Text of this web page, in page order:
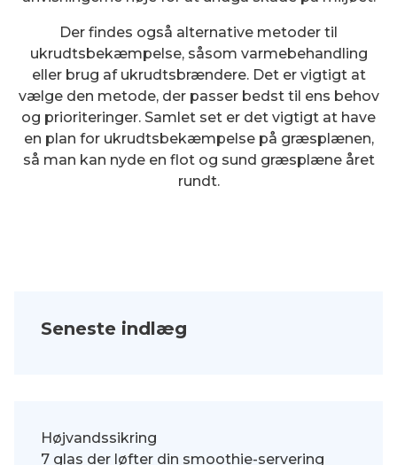
Der findes også alternative metoder til
ukrudtsbekæmpelse, såsom varmebehandling
eller brug af ukrudtsbrændere. Det er vigtigt at
vælge den metode, der passer bedst til ens behov
og prioriteringer. Samlet set er det vigtigt at have
en plan for ukrudtsbekæmpelse på græsplænen,
så man kan nyde en flot og sund græsplæne året
rundt.
Seneste indlæg
Højvandssikring
7 glas der løfter din smoothie-servering